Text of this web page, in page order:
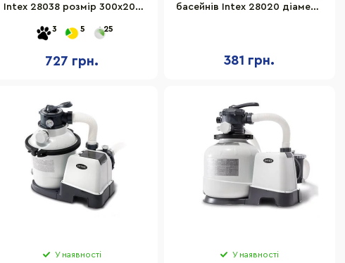
Intex 28038 розмір 300х201
3 5 25
727 грн.
басейнів Intex 28020 діаметр
381 грн.
У наявності У наявності